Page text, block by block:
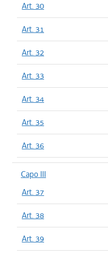
Art. 30
Art. 31
Art. 32
Art. 33
Art. 34
Art. 35
Art. 36
Capo III
Art. 37
Art. 38
Art. 39